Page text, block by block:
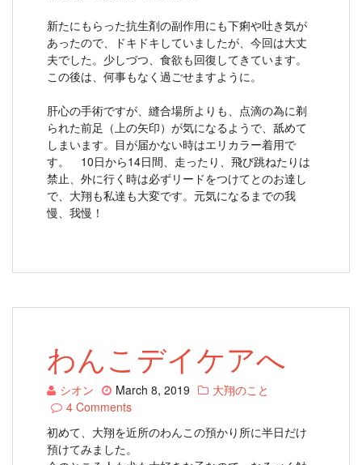
新たにもらった抗生剤の副作用にも下痢や吐き気が
あったので、ドキドキしていましたが、今回は大丈
夫でした。少しづつ、食欲も回復してきています。
この後は、何事もなく過ごせますように。
肝心の手術ですが、縫合場所よりも、点滴の為に剃
られた前足（上の矢印）が気になるようで、舐めて
しまいます。目が届かない時はエリカラー着用で
す。 10日から14日間、走ったり、飛び跳ねたりは
禁止、外に行く時は必ずリードをつけてとのお達し
で、大翔も私達も大変です。元気になるまでの我
慢、我慢！
わんこデイケアへ
シオン March 8, 2019
大翔のこと
4 Comments
初めて、大翔を近所のわんこの預かり所に半日だけ
預けてみました。